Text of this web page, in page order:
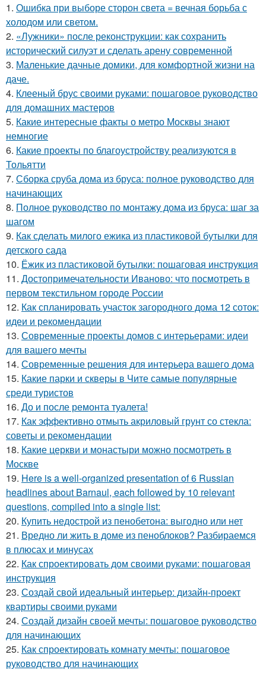
1. Ошибка при выборе сторон света = вечная борьба с
холодом или светом.
2. «Лужники» после реконструкции: как сохранить
исторический силуэт и сделать арену современной
3. Маленькие дачные домики, для комфортной жизни на
даче.
4. Клееный брус своими руками: пошаговое руководство
для домашних мастеров
5. Какие интересные факты о метро Москвы знают
немногие
6. Какие проекты по благоустройству реализуются в
Тольятти
7. Сборка сруба дома из бруса: полное руководство для
начинающих
8. Полное руководство по монтажу дома из бруса: шаг за
шагом
9. Как сделать милого ежика из пластиковой бутылки для
детского сада
10. Ёжик из пластиковой бутылки: пошаговая инструкция
11. Достопримечательности Иваново: что посмотреть в
первом текстильном городе России
12. Как спланировать участок загородного дома 12 соток:
идеи и рекомендации
13. Современные проекты домов с интерьерами: идеи
для вашего мечты
14. Современные решения для интерьера вашего дома
15. Какие парки и скверы в Чите самые популярные
среди туристов
16. До и после ремонта туалета!
17. Как эффективно отмыть акриловый грунт со стекла:
советы и рекомендации
18. Какие церкви и монастыри можно посмотреть в
Москве
19. Here is a well-organized presentation of 6 Russian
headlines about Barnaul, each followed by 10 relevant
questions, compiled into a single list:
20. Купить недострой из пенобетона: выгодно или нет
21. Вредно ли жить в доме из пеноблоков? Разбираемся
в плюсах и минусах
22. Как спроектировать дом своими руками: пошаговая
инструкция
23. Создай свой идеальный интерьер: дизайн-проект
квартиры своими руками
24. Создай дизайн своей мечты: пошаговое руководство
для начинающих
25. Как спроектировать комнату мечты: пошаговое
руководство для начинающих